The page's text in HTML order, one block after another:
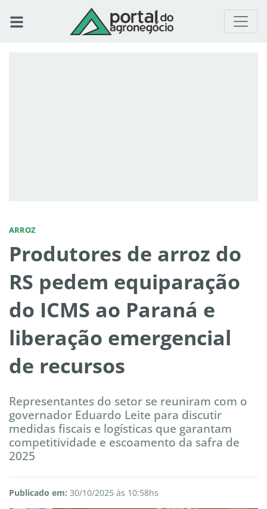
ARROZ
Produtores de arroz do
RS pedem equiparação
do ICMS ao Paraná e
liberação emergencial
de recursos
Representantes do setor se reuniram com o
governador Eduardo Leite para discutir
medidas fiscais e logísticas que garantam
competitividade e escoamento da safra de
2025
Publicado em: 30/10/2025 às 10:58hs